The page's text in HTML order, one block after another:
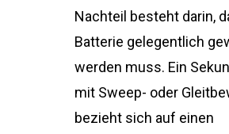
Nachteil besteht darin,
Batterie gelegentlich
werden muss. Ein
mit Sweep- oder
bezieht sich auf einen